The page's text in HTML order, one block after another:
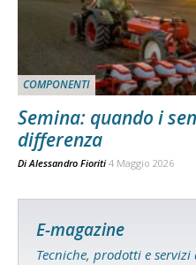
COMPONENTI
Semina: quando i
differenza
DiAlessandro Fioriti 4 Maggio 2026
E-magazine
Tecniche, prodotti e servizi